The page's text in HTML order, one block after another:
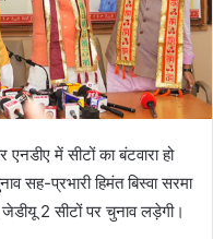
में सीटों का बंटवारा हो
सह-प्रभारी हिमंत बिस्वा सरमा
2 सीटों पर चुनाव लड़ेगी।